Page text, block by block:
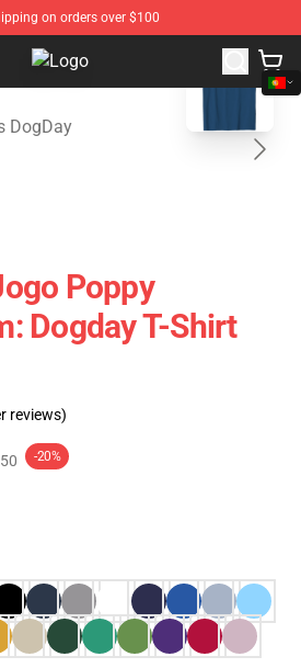
on orders over $100
DogDay Store - Official DogDay
DogDay
Poppy
Dogday T-Shirt
reviews)
-20%